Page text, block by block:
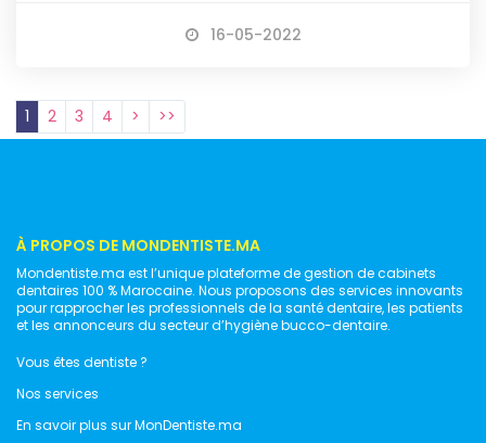
16-05-2022
1 2 3 4 > >>
À PROPOS DE MONDENTISTE.MA
Mondentiste.ma est l’unique plateforme de gestion de cabinets
dentaires 100 % Marocaine. Nous proposons des services innovants
pour rapprocher les professionnels de la santé dentaire, les patients
et les annonceurs du secteur d’hygiène bucco-dentaire.
Vous êtes dentiste ?
Nos services
En savoir plus sur MonDentiste.ma